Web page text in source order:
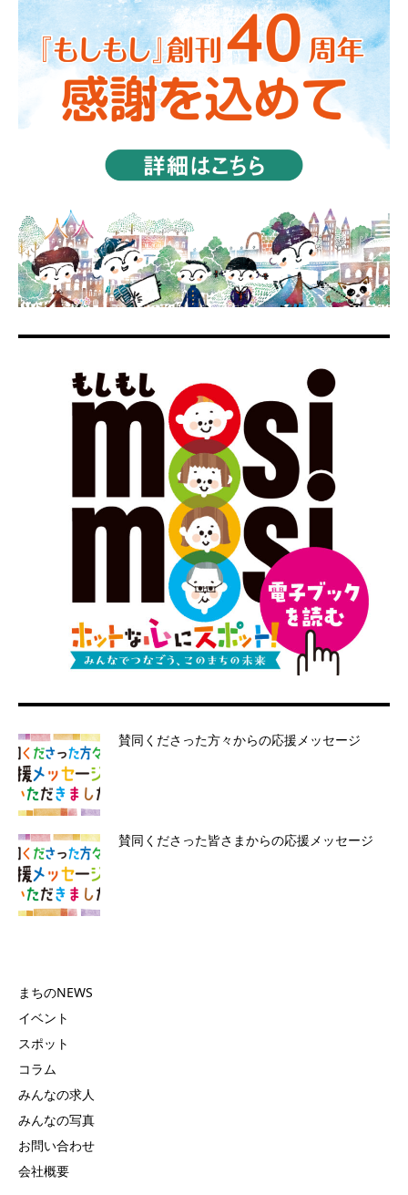
賛同くださった方々からの応援メッセージ
賛同くださった皆さまからの応援メッセージ
まちのNEWS
イベント
スポット
コラム
みんなの求人
みんなの写真
お問い合わせ
会社概要